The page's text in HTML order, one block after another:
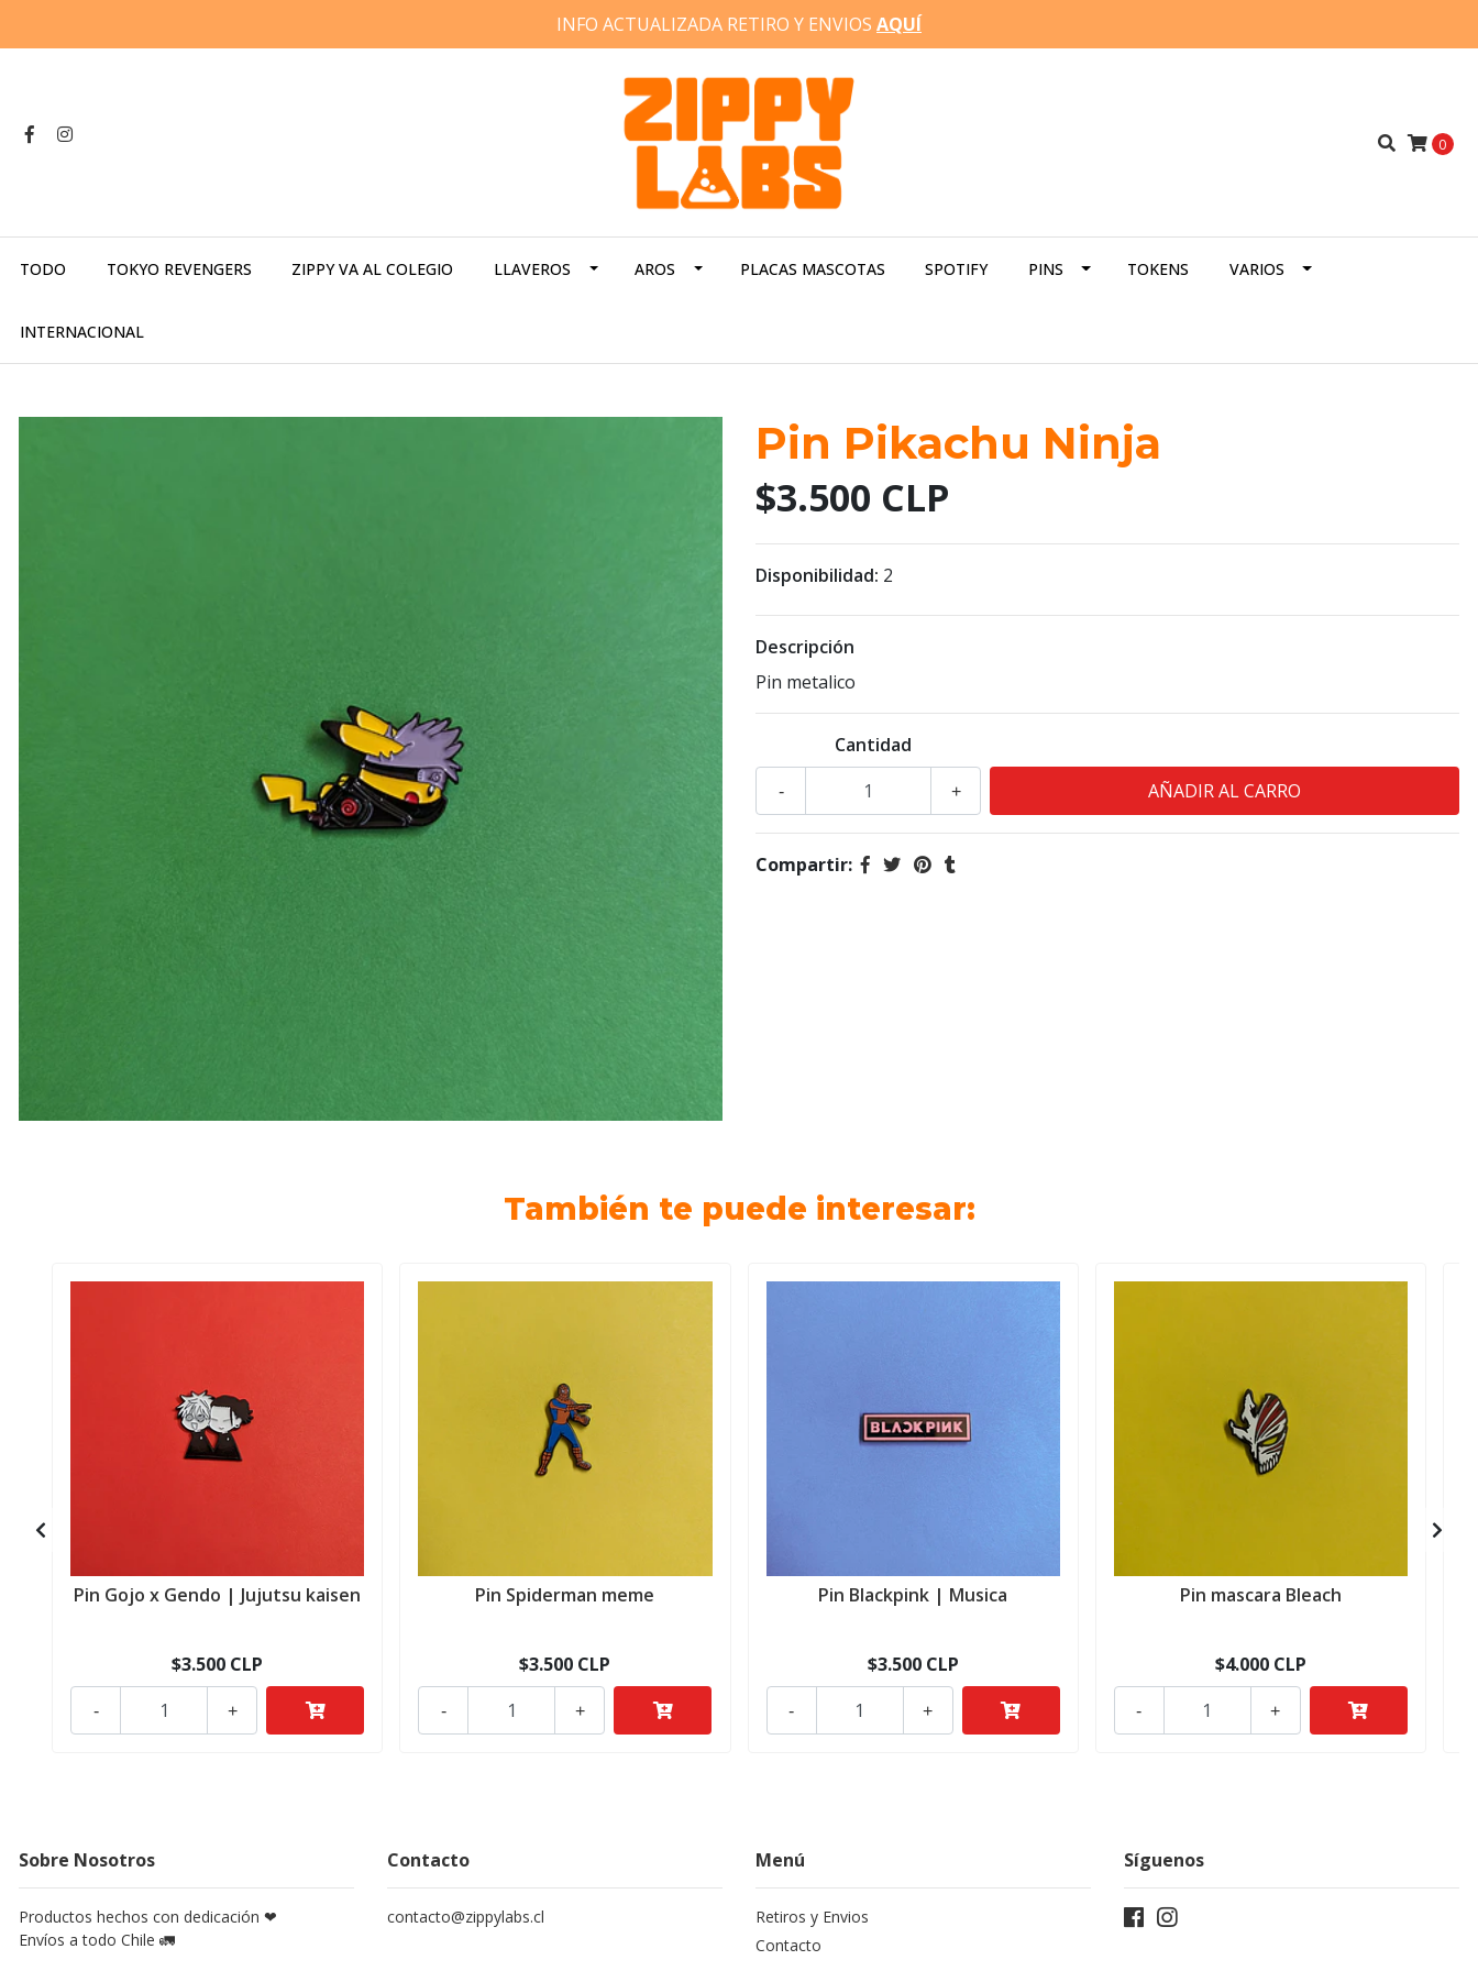
INFO ACTUALIZADA RETIRO Y ENVIOS AQUÍ
0
TODO TOKYO REVENGERS ZIPPY VA AL COLEGIO LLAVEROS AROS PLACAS MASCOTAS SPOTIFY PINS TOKENS VARIOS
INTERNACIONAL
Pin Pikachu Ninja
$3.500 CLP
Disponibilidad: 2
Descripción
Pin metalico
Cantidad
+
-
Compartir:
También te puede interesar:
Pin Gojo x Gendo | Jujutsu kaisen
$3.500 CLP
+
-
Pin Spiderman meme
$3.500 CLP
+
-
Pin Blackpink | Musica
$3.500 CLP
+
-
Pin mascara Bleach
$4.000 CLP
+
-
Sobre Nosotros
Productos hechos con dedicación ❤
Envíos a todo Chile 🚛
Contacto
contacto@zippylabs.cl
Menú
Retiros y Envios
Contacto
Síguenos